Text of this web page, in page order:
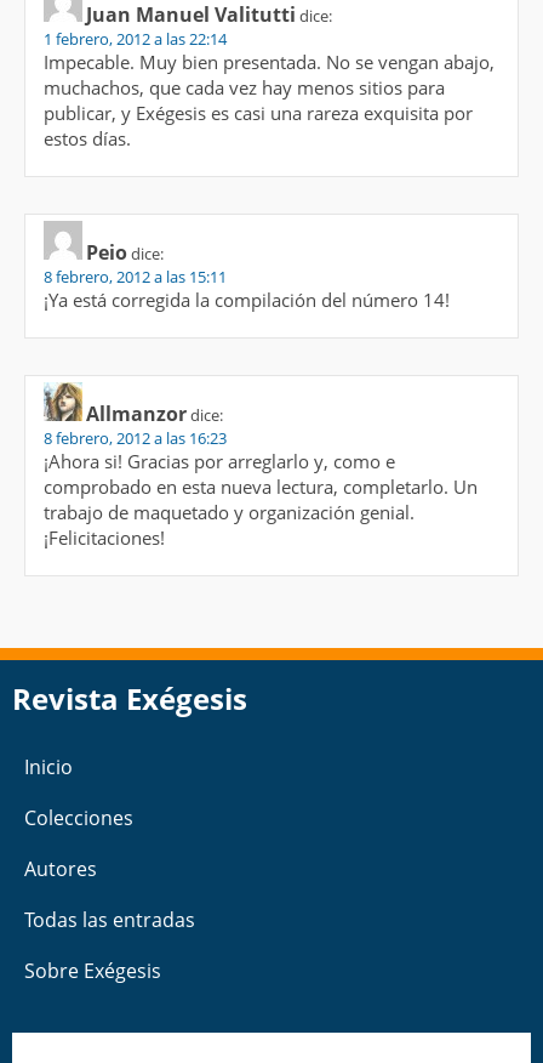
Juan Manuel Valitutti dice:
1 febrero, 2012 a las 22:14
Impecable. Muy bien presentada. No se vengan abajo,
muchachos, que cada vez hay menos sitios para
publicar, y Exégesis es casi una rareza exquisita por
estos días.
Peiodice:
8 febrero, 2012 a las 15:11
¡Ya está corregida la compilación del número 14!
Allmanzordice:
8 febrero, 2012 a las 16:23
¡Ahora si! Gracias por arreglarlo y, como e
comprobado en esta nueva lectura, completarlo. Un
trabajo de maquetado y organización genial.
¡Felicitaciones!
Revista Exégesis
Inicio
Colecciones
Autores
Todas las entradas
Sobre Exégesis